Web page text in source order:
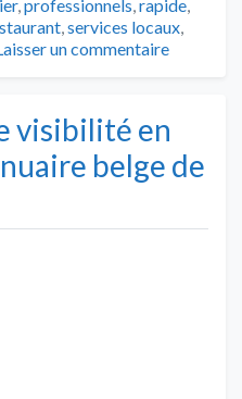
,professionnels,rapide,
,services locaux,
un commentaire
visibilité en
belge de